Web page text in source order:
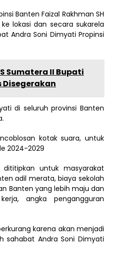
Banten Faizal Rakhman SH
lokasi dan secara sukarela
Andra Soni Dimyati Propinsi
Sumatera II Bupati
Disegerakan
di seluruh provinsi Banten
kotak suara, untuk
2024-2029
untuk masyarakat
adil merata, biaya sekolah
Banten yang lebih maju dan
angka pengangguran
karena akan menjadi
sahabat Andra Soni Dimyati